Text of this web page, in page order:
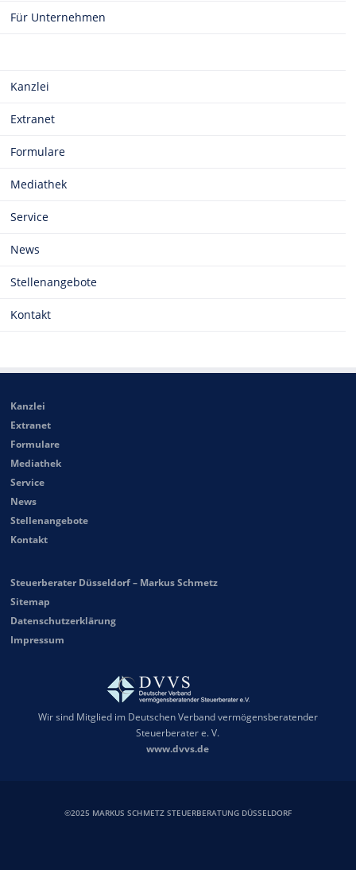
Für Unternehmen
Kanzlei
Extranet
Formulare
Mediathek
Service
News
Stellenangebote
Kontakt
Kanzlei
Extranet
Formulare
Mediathek
Service
News
Stellenangebote
Kontakt
Steuerberater Düsseldorf – Markus Schmetz
Sitemap
Datenschutzerklärung
Impressum
Wir sind Mitglied im Deutschen Verband vermögensberatender
Steuerberater e. V.
www.dvvs.de
©2025 MARKUS SCHMETZ STEUERBERATUNG DÜSSELDORF